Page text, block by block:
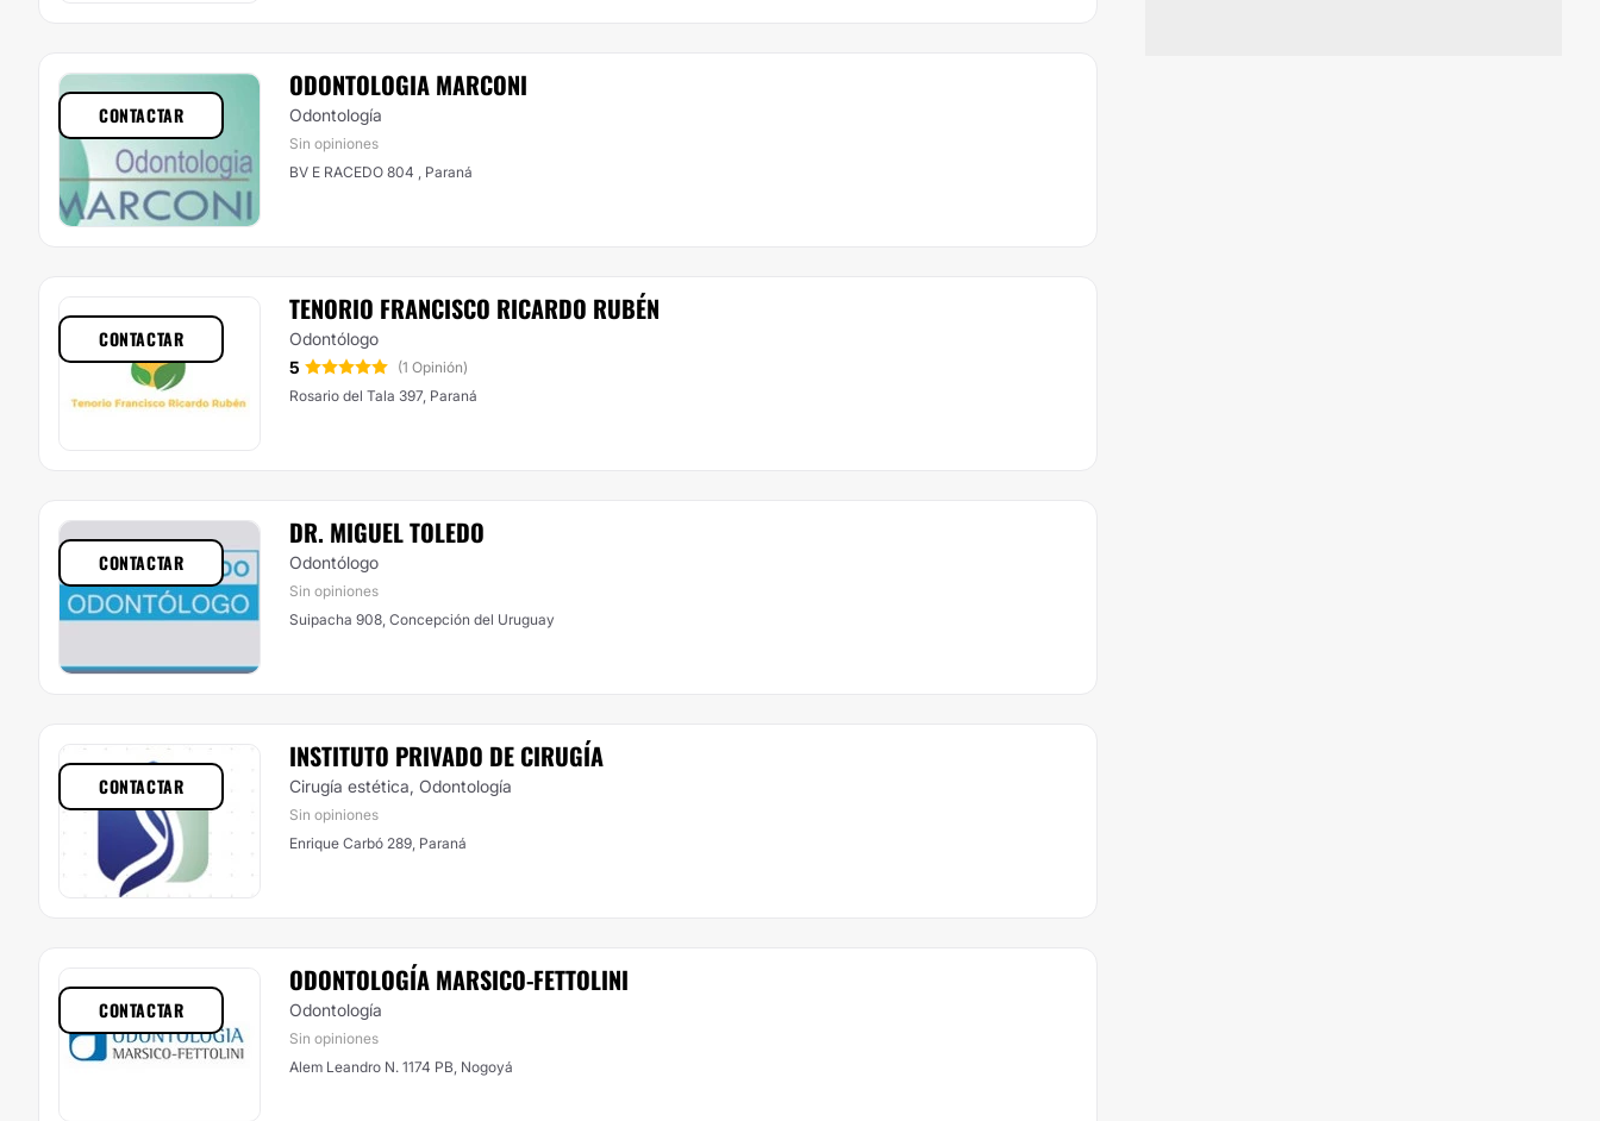
ODONTOLOGIA MARCONI
Odontología
Sin opiniones
BV E RACEDO 804 , Paraná
CONTACTAR
TENORIO FRANCISCO RICARDO RUBÉN
Odontólogo
5
(1 Opinión)
Rosario del Tala 397, Paraná
CONTACTAR
DR. MIGUEL TOLEDO
Odontólogo
Sin opiniones
Suipacha 908, Concepción del Uruguay
CONTACTAR
INSTITUTO PRIVADO DE CIRUGÍA
Cirugía estética, Odontología
Sin opiniones
Enrique Carbó 289, Paraná
CONTACTAR
ODONTOLOGÍA MARSICO-FETTOLINI
Odontología
Sin opiniones
Alem Leandro N. 1174 PB, Nogoyá
CONTACTAR